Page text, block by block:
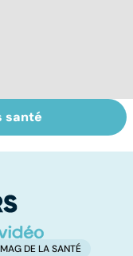
sur
santé
DE LA SANTÉ